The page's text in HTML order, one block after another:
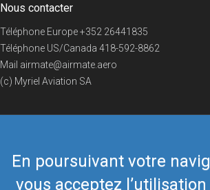
En poursuivant votre
vous acceptez
Nous contacter
Téléphone Europe+352 26441835
Téléphone US/Canada 418-592-8862
Mail airmate@airmate.aero
(c) Myriel Aviation SA